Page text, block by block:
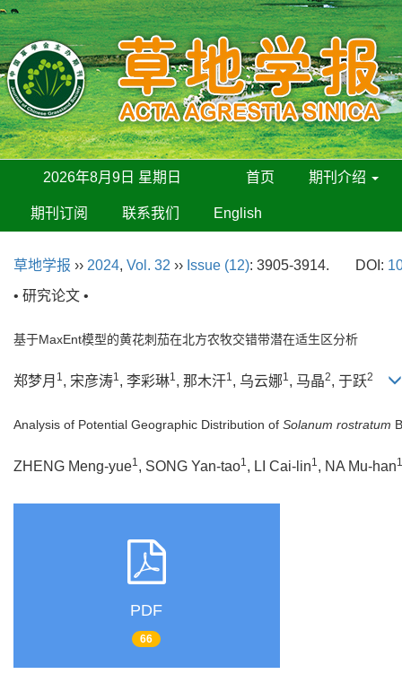
2026年8月9日 星期日 首页 期刊介绍
期刊订阅 联系我们 English
草地学报 ›› 2024, Vol. 32 ›› Issue (12): 3905-3914. DOI:
• 研究论文 •
基于MaxEnt模型的黄花刺茄在北方农牧交错带潜在适生区分析
郑梦月 1, 宋彦涛1, 李彩琳1, 那木汗1, 乌云娜1, 马晶2, 于跃2
Analysis of Potential Geographic Distribution of Solanum rostratum
ZHENG Meng-yue1, SONG Yan-tao1, LI Cai-lin1, NA Mu-han1
PDF
66